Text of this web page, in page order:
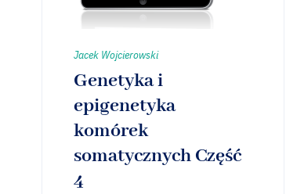
Jacek Wojcierowski
Genetyka i
epigenetyka
komórek
somatycznych Część
4